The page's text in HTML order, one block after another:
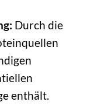
Durch die
enthält.